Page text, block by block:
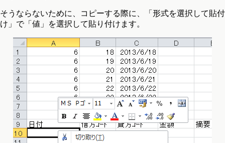
そうならないために、コピーする際に、「形式を選択して貼付
け」で「値」を選択して貼り付けます。